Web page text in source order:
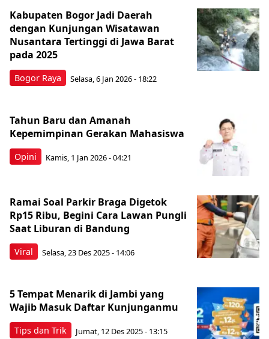
Bogor Raya
Kabupaten Bogor Jadi Daerah
dengan Kunjungan Wisatawan
Nusantara Tertinggi di Jawa Barat
pada 2025
Selasa, 6 Jan 2026 - 18:22
Opini
Tahun Baru dan Amanah
Kepemimpinan Gerakan Mahasiswa
Kamis, 1 Jan 2026 - 04:21
Viral
Ramai Soal Parkir Braga Digetok
Rp15 Ribu, Begini Cara Lawan Pungli
Saat Liburan di Bandung
Selasa, 23 Des 2025 - 14:06
Tips dan Trik
5 Tempat Menarik di Jambi yang
Wajib Masuk Daftar Kunjunganmu
Jumat, 12 Des 2025 - 13:15